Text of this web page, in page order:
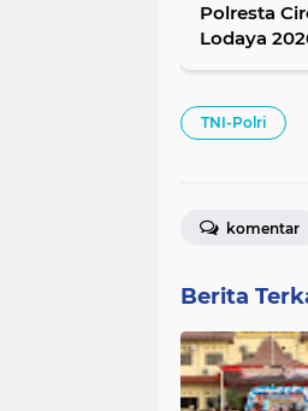
Polresta
Lodaya
TNI-Polri
komentar
Berita